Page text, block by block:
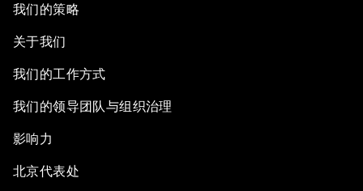
我们的策略
关于我们
我们的工作方式
我们的领导团队与组织治理
影响力
北京代表处